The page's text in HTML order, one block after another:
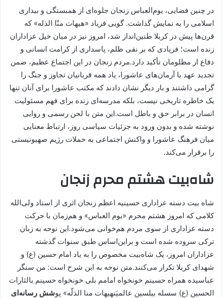
در چنین فضایی، یوم‌العباس زنجان جلوه‌ای از همبستگی و بیداری
اسلامی را به نمایش گذاشت. گویی فریاد «هیهات منّا الذله» که
قرن‌ها پیش در کربلا طنین‌انداز شد، امروز نیز در میان خیل عزاداران
زنده است؛ فریادی که بر نفی ظلم، پاسداری از کرامت انسانی و
دفاع از مظلومان تأکید دارد.مردم زنجان در این اجتماع عظیم، ضمن
تجدید عهد با آرمان‌های عاشورا، یاد همه قربانیان تجاوز و جنگ را
گرامی داشتند و بار دیگر نشان دادند که مکتب عاشورا برای آنان تنها
یک خاطره تاریخی نیست، بلکه مدرسه‌ای زنده برای فهم مسئولیت
انسان در برابر حق و باطل است.این متن با لحن رسمی و روایی
نوشته شده و بدون ورود به جزئیات سیاسی روز، ارتباط معنایی
میان فرهنگ عاشورا و واکنش اجتماعی به حملات رژیم صهیونیستی
را برقرار می‌کند.
شاه‌بیت هشتم محرم زنجان
شاه بیت دسته عزاداری حسینیه اعظم زنجان اثری از استاد ولی‌الله
کلامی که امروز هشتم محرم «یوم العباس» و هم‌زمان با حرکت
دسته عزاداری از سوی مردم هم‌خوانی می‌شود.این نوحه به زبان
ترکی سروده شده است و براین‌اساس طبق سنوات گذشته
عزاداران امروز، یک شاه‌بیت مخصوص را به یاد امام حسین (ع) و
شهدای کربلا تکرار می‌کنند.متن نوحه به این شرح است: من سنگر
عباسیده همراه حسینم خونخواه امامم بلی خونخواه حسینم یالثارات
الحسین (ع) سسله بیلسین عالمیَنهیهات منا الذلّه» پوشش رسانه‌ای